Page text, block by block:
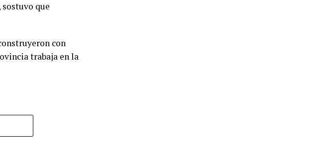
que
con
trabaja en la